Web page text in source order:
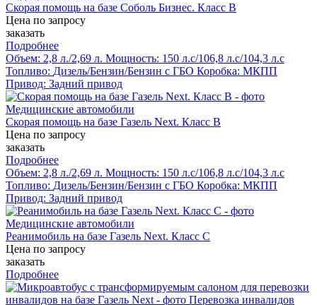
Скорая помощь на базе Соболь Бизнес. Класс В
Цена по запросу
заказать
Подробнее
Объем: 2,8 л./2,69 л. Мощность: 150 л.с/106,8 л.с/104,3 л.с
Топливо: Дизель/Бензин/Бензин с ГБО Коробка: МКПП
Привод: Задний привод
Скорая помощь на базе Газель Next. Класс B
Цена по запросу
заказать
Подробнее
Объем: 2,8 л./2,69 л. Мощность: 150 л.с/106,8 л.с/104,3 л.с
Топливо: Дизель/Бензин/Бензин с ГБО Коробка: МКПП
Привод: Задний привод
Реанимобиль на базе Газель Next. Класс С
Цена по запросу
заказать
Подробнее